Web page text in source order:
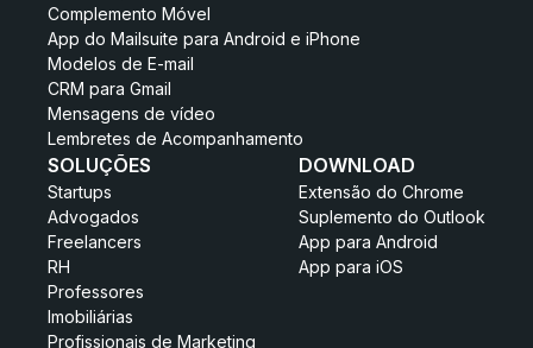
Complemento Móvel
App do Mailsuite para Android e iPhone
Modelos de E-mail
CRM para Gmail
Mensagens de vídeo
Lembretes de Acompanhamento
SOLUÇÕES
Startups
Advogados
Freelancers
RH
Professores
Imobiliárias
Profissionais de Marketing
DOWNLOAD
Extensão do Chrome
Suplemento do Outlook
App para Android
App para iOS